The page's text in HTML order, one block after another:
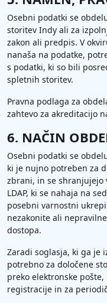
Osebni podatki se
storitev Indy ali za
zakon ali predpis. V
nanaša na podatke,
s podatki, ki so bili
spletnih storitev.
Pravna podlaga za
zahtevo za akreditacijo
6. NAČIN
Osebni podatki se
ki je nujno potreben za
zbrani, in se shranjujejo
LDAP, ki se nahaja na
posebni varnostni
nezakonite ali
dostopa.
Zaradi soglasja, ki ga je
potrebno za določene
preko elektronske
registracije in za